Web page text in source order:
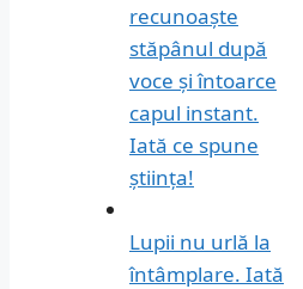
recunoaște
stăpânul după
voce și întoarce
capul instant.
Iată ce spune
știința!
Lupii nu urlă la
întâmplare. Iată